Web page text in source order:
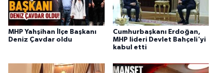
MHP Yahşihan İlçe Başkanı
Deniz Çavdar oldu
Cumhurbaşkanı Erdoğan,
MHP lideri Devlet Bahçeli'yi
kabul etti